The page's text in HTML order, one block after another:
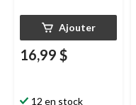
Ajouter
16,99 $
12 en stock